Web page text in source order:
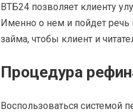
ВТБ24 позволяет клиенту
Именно о нем и пойдет речь
займа, чтобы клиент и
Процедура
Воспользоваться системой